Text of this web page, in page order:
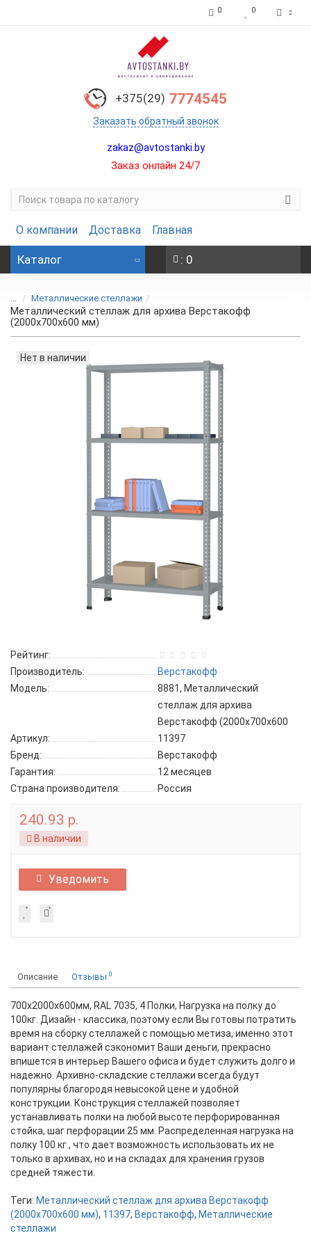
0 0
+375(29) 7774545
Заказать обратный звонок
zakaz@avtostanki.by
Заказ онлайн 24/7
О компании Доставка Главная
Каталог : 0
... Металлические стеллажи
Металлический стеллаж для архива Верстакофф
(2000х700х600 мм)
Нет в наличии
Рейтинг:
Производитель:
Верстакофф
Модель:
8881, Металлический
стеллаж для архива
Верстакофф (2000х700х600
Артикул:
11397
Бренд:
Верстакофф
Гарантия:
12 месяцев
Страна производителя:
Россия
240.93 р.
В наличии
Уведомить
Описание Отзывы 0
700х2000х600мм, RAL 7035, 4 Полки, Нагрузка на полку до
100кг. Дизайн - классика, поэтому если Вы готовы потратить
время на сборку стеллажей с помощью метиза, именно этот
вариант стеллажей сэкономит Ваши деньги, прекрасно
впишется в интерьер Вашего офиса и будет служить долго и
надежно. Архивно-складские стеллажи всегда будут
популярны благородя невысокой цене и удобной
конструкции. Конструкция стеллажей позволяет
устанавливать полки на любой высоте перфорированная
стойка, шаг перфорации 25 мм. Распределенная нагрузка на
полку 100 кг., что дает возможность использовать их не
только в архивах, но и на складах для хранения грузов
средней тяжести.
Теги: Металлический стеллаж для архива Верстакофф
(2000х700х600 мм), 11397, Верстакофф, Металлические
стеллажи